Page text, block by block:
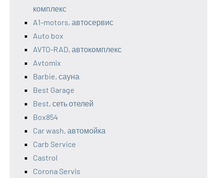
комплекс
A1-motors, автосервис
Auto box
AVTO-RAD, автокомплекс
Avtomix
Barbie, сауна
Best Garage
Best, сеть отелей
Box854
Car wash, автомойка
Carb Service
Castrol
Corona Servis